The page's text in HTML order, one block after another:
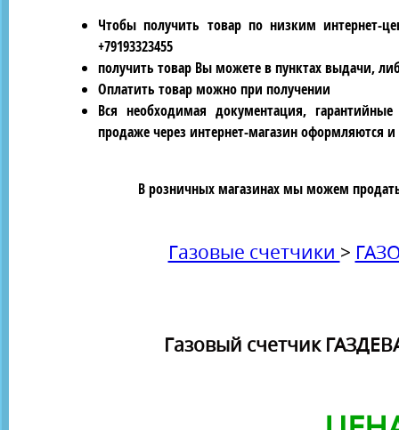
Чтобы получить товар по низким интернет-
+79193323455
получить товар Вы можете в пунктах выдачи,
Оплатить товар можно при получении
Вся необходимая документация,
продаже через интернет-магазин оформляются
В розничных магазинах мы можем
Газовые счетчики >
Газовый счетчик